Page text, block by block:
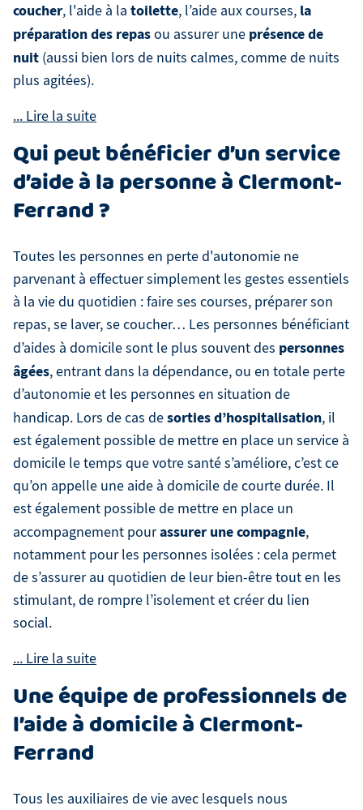
coucher, l'aide à la toilette, l’aide aux courses, la
préparation des repasou assurer une présence de
nuit (aussi bien lors de nuits calmes, comme de nuits
plus agitées).
Qui peut bénéficier d’un service
d’aide à la personne à Clermont-
Ferrand ?
Toutes les personnes en perte d'autonomie ne
parvenant à effectuer simplement les gestes essentiels
à la vie du quotidien : faire ses courses, préparer son
repas, se laver, se coucher… Les personnes bénéficiant
d’aides à domicile sont le plus souvent des personnes
âgées, entrant dans la dépendance, ou en totale perte
d’autonomie et les personnes en situation de
handicap. Lors de cas desorties d’hospitalisation, il
est également possible de mettre en place un service à
domicile le temps que votre santé s’améliore, c’est ce
qu’on appelle une aide à domicile de courte durée. Il
est également possible de mettre en place un
accompagnement pourassurer une compagnie,
notamment pour les personnes isolées : cela permet
de s’assurer au quotidien de leur bien-être tout en les
stimulant, de rompre l’isolement et créer du lien
social.
Une équipe de professionnels de
l’aide à domicile à Clermont-
Ferrand
Tous les auxiliaires de vie avec lesquels nous